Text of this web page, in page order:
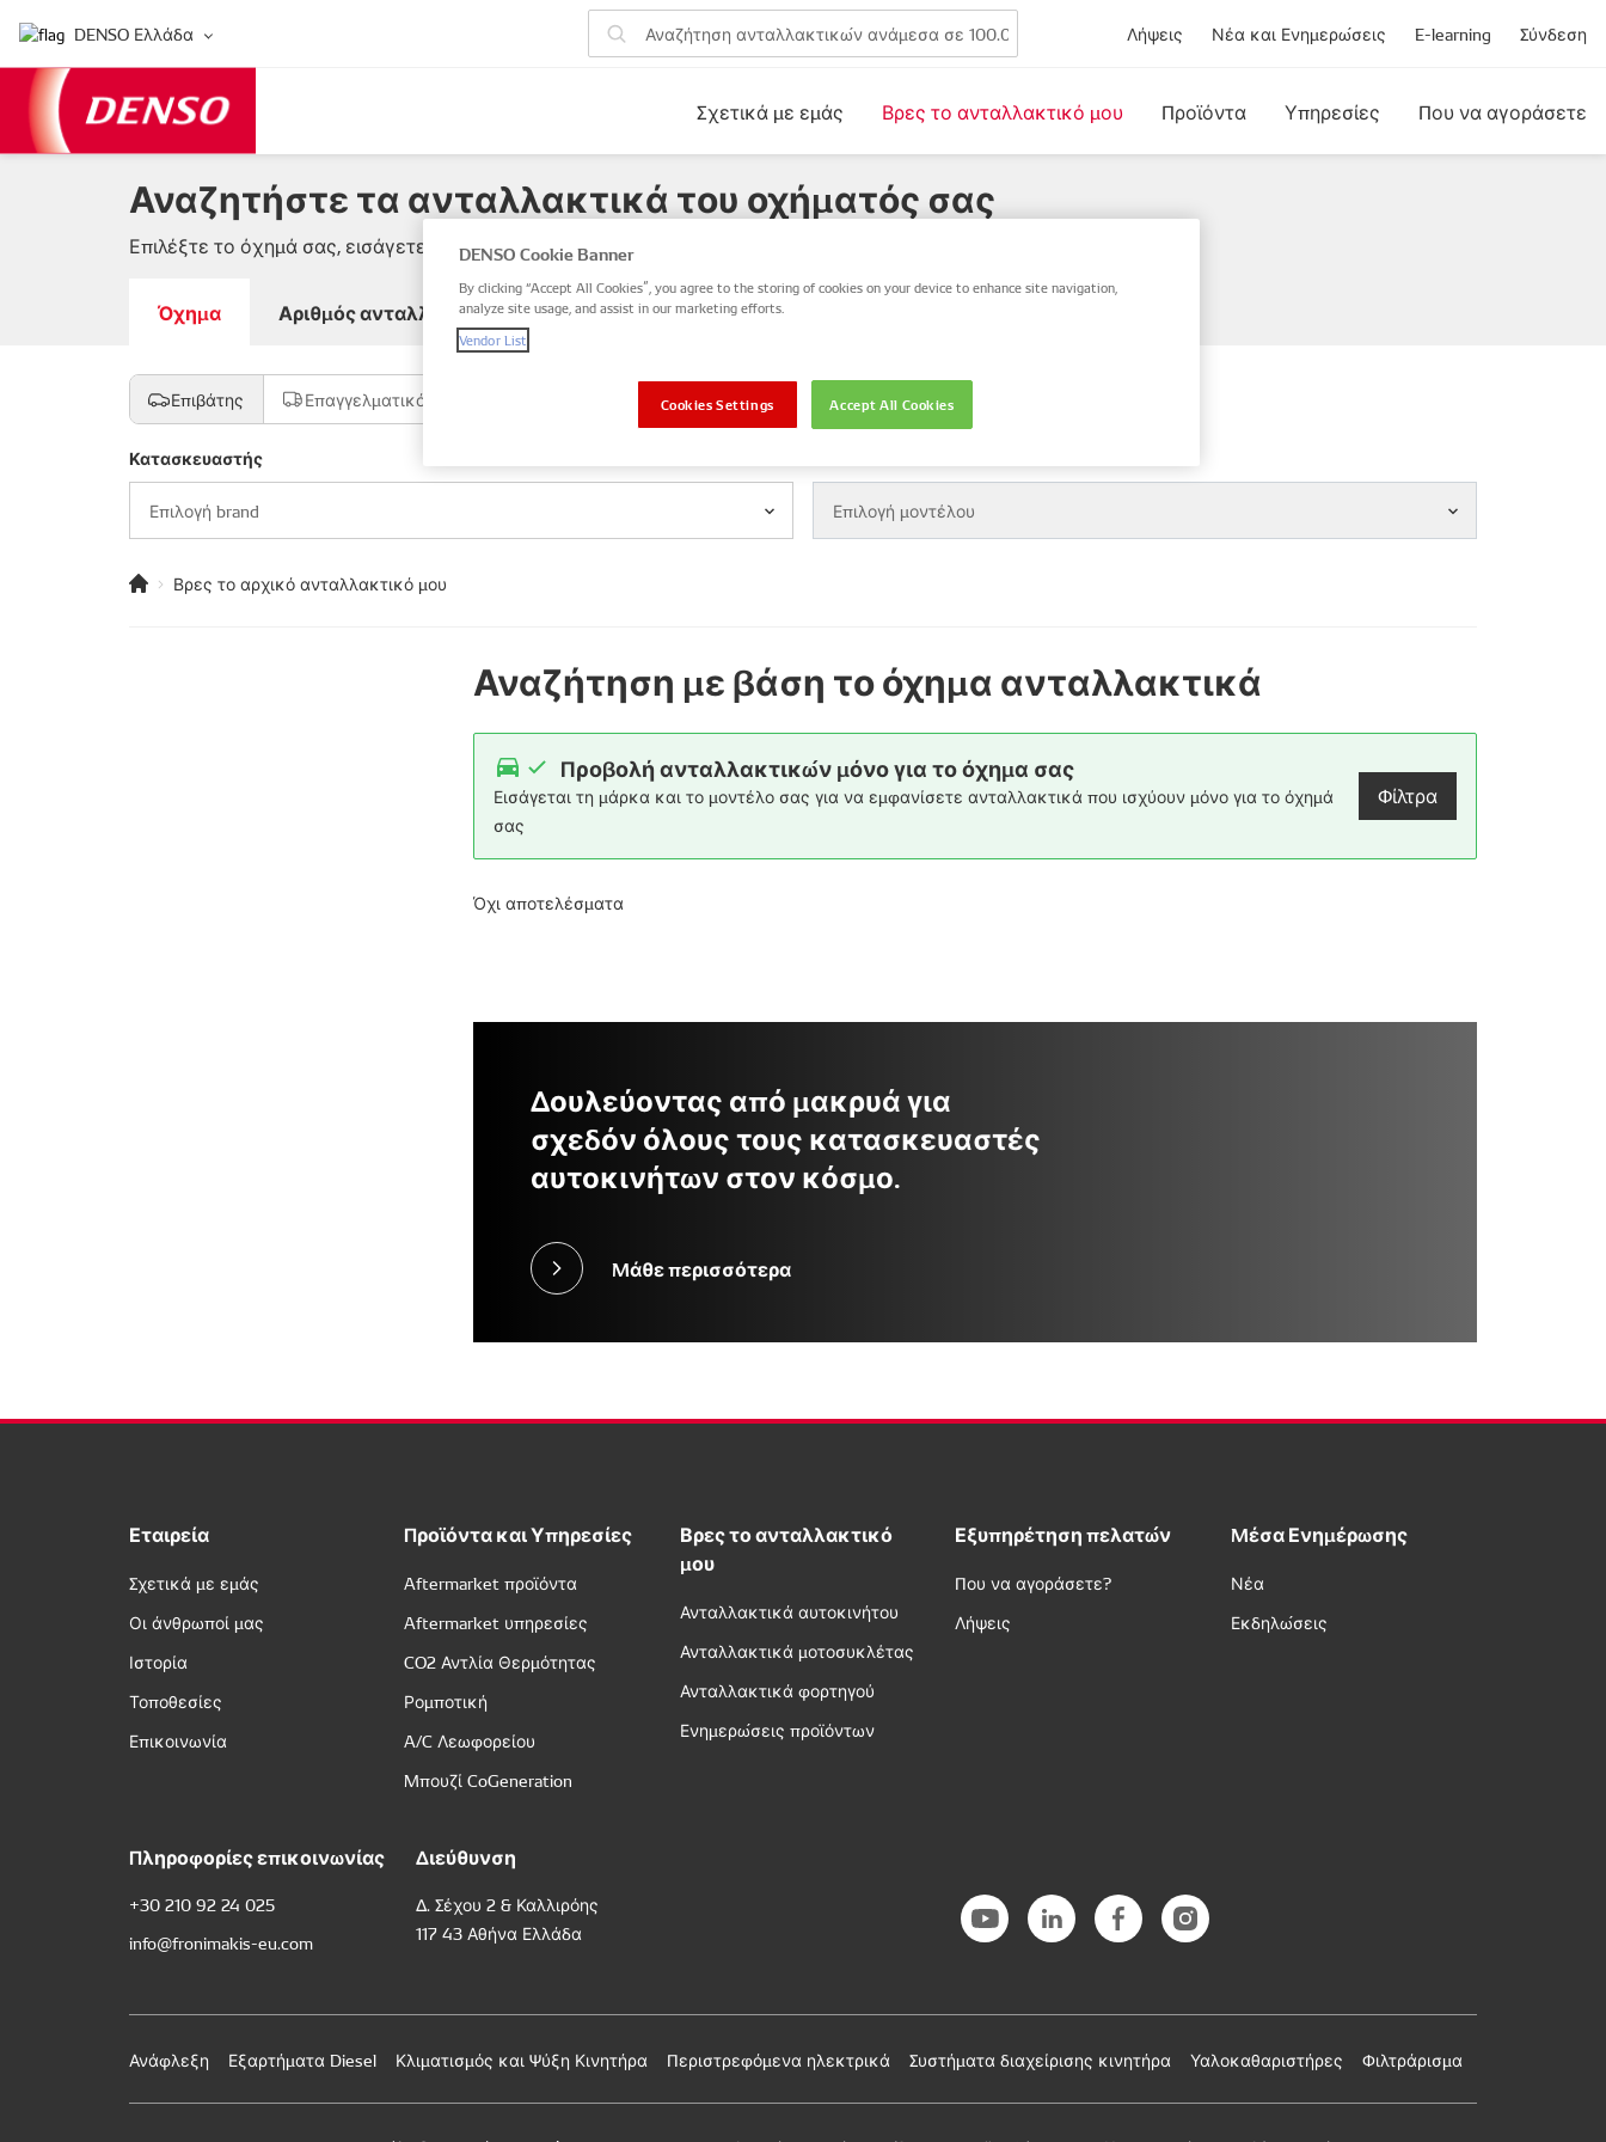
DENSO Ελλάδα Λήψεις Νέα και Ενημερώσεις E-learning Σύνδεση
Σχετικά με εμάς Βρες το ανταλλακτικό μου Προϊόντα Υπηρεσίες Που να αγοράσετε
Αναζητήστε τα ανταλλακτικά του οχήματός σας
Επιλέξτε το όχημά σας, εισάγετε αριθμό ανταλλακτικού DENSO ή OE ή αναζητήστε με VIN / αριθμό πλαισίου
Όχημα Αριθμός ανταλλακτικού DENSO / OE Αριθμός πλαισίου (VIN)
Επιβάτης Επαγγελματικό
Κατασκευαστής
Επιλογή brand Επιλογή μοντέλου
Βρες το αρχικό ανταλλακτικό μου
Αναζήτηση με βάση το όχημα ανταλλακτικά
Προβολή ανταλλακτικών μόνο για το όχημα σας
Εισάγεται τη μάρκα και το μοντέλο σας για να εμφανίσετε ανταλλακτικά που ισχύουν μόνο για το όχημά
σας
Φίλτρα
Όχι αποτελέσματα
Δουλεύοντας από μακρυά για
σχεδόν όλους τους κατασκευαστές
αυτοκινήτων στον κόσμο.
Μάθε περισσότερα
Εταιρεία
Σχετικά με εμάς
Οι άνθρωποί μας
Ιστορία
Τοποθεσίες
Επικοινωνία
Προϊόντα και Υπηρεσίες
Aftermarket προϊόντα
Aftermarket υπηρεσίες
CO2 Αντλία Θερμότητας
Ρομποτική
A/C Λεωφορείου
Μπουζί CoGeneration
Βρες το ανταλλακτικό
μου
Ανταλλακτικά αυτοκινήτου
Ανταλλακτικά μοτοσυκλέτας
Ανταλλακτικά φορτηγού
Ενημερώσεις προϊόντων
Εξυπηρέτηση πελατών
Που να αγοράσετε?
Λήψεις
Μέσα Ενημέρωσης
Νέα
Εκδηλώσεις
Πληροφορίες επικοινωνίας
+30 210 92 24 025
info@fronimakis-eu.com
Διεύθυνση
Δ. Σέχου 2 & Καλλιρόης
117 43 Αθήνα Ελλάδα
Ανάφλεξη Εξαρτήματα Diesel Κλιματισμός και Ψύξη Κινητήρα Περιστρεφόμενα ηλεκτρικά Συστήματα διαχείρισης κινητήρα Υαλοκαθαριστήρες Φιλτράρισμα
DENSO Cookie Banner
By clicking “Accept All Cookies”, you agree to the storing of cookies on your device to enhance site navigation,
analyze site usage, and assist in our marketing efforts.
Vendor List
Accept All Cookies
Cookies Settings